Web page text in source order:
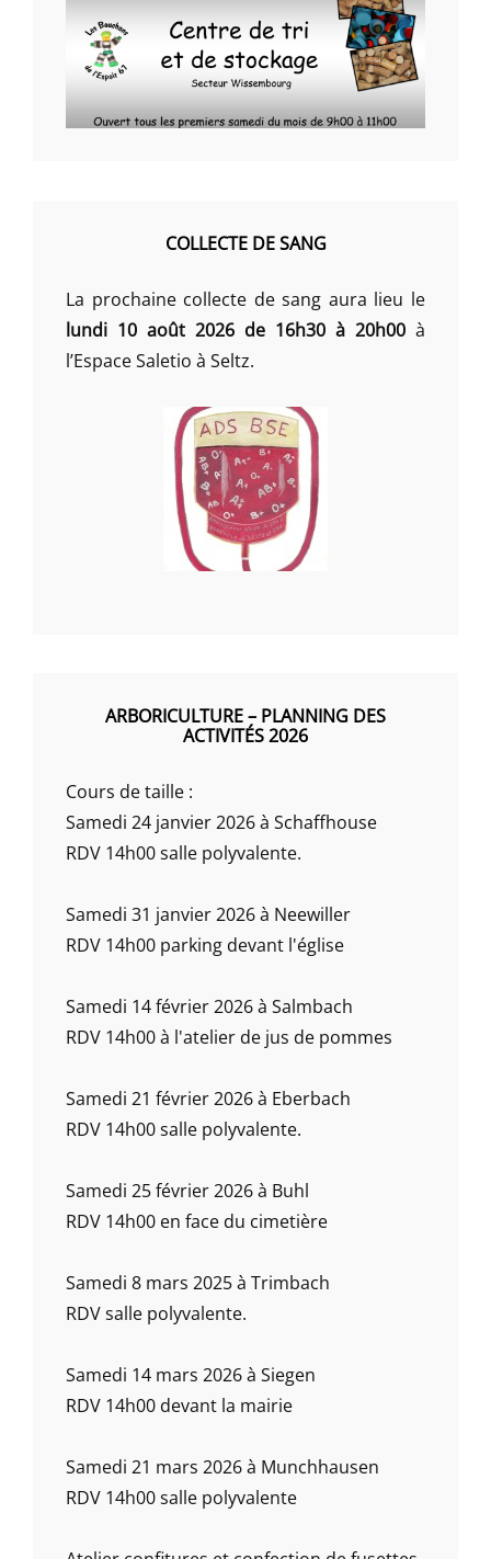
COLLECTE DE SANG
La prochaine collecte de sang aura lieu le
lundi 10 août 2026 de 16h30 à 20h00 à
l’Espace Saletio à Seltz.
ARBORICULTURE – PLANNING DES
ACTIVITÉS 2026
Cours de taille :
Samedi 24 janvier 2026 à Schaffhouse
RDV 14h00 salle polyvalente.
Samedi 31 janvier 2026 à Neewiller
RDV 14h00 parking devant l'église
Samedi 14 février 2026 à Salmbach
RDV 14h00 à l'atelier de jus de pommes
Samedi 21 février 2026 à Eberbach
RDV 14h00 salle polyvalente.
Samedi 25 février 2026 à Buhl
RDV 14h00 en face du cimetière
Samedi 8 mars 2025 à Trimbach
RDV salle polyvalente.
Samedi 14 mars 2026 à Siegen
RDV 14h00 devant la mairie
Samedi 21 mars 2026 à Munchhausen
RDV 14h00 salle polyvalente